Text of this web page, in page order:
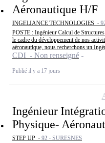
Aéronautique H/F
INGELIANCE TECHNOLOGIES -
POSTE : Ingénieur Calcul de
le cadre du développement de nos
aéronautique, nous recherchons un
CDI - Non renseigné
Publié il y a 17 jours
Ingénieur
Physique-
STEP UP - 92 - SURESNES